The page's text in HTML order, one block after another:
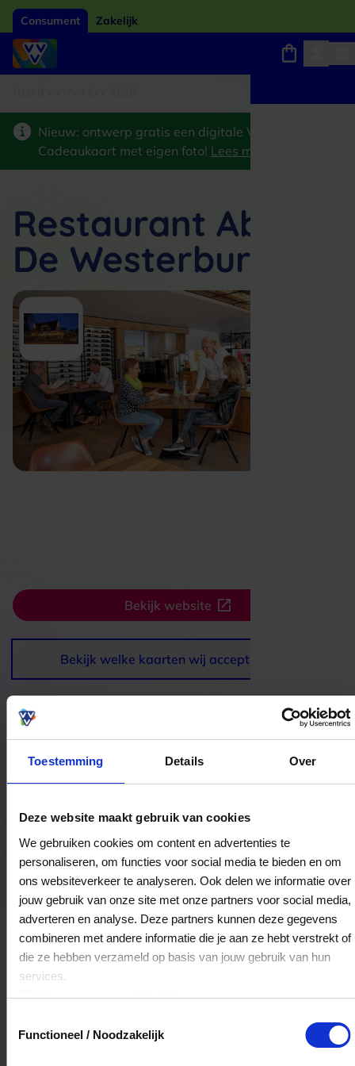
Toestemming Details Over
Deze website maakt gebruik van cookies
We gebruiken cookies om content en advertenties te
personaliseren, om functies voor social media te bieden en om
ons websiteverkeer te analyseren. Ook delen we informatie over
jouw gebruik van onze site met onze partners voor social media,
adverteren en analyse. Deze partners kunnen deze gegevens
combineren met andere informatie die je aan ze hebt verstrekt of
die ze hebben verzameld op basis van jouw gebruik van hun
services.
Klikhiervoor ons cookiebeleid.
Functioneel / Noodzakelijk
Consument Zakelijk
Nieuw: ontwerp gratis een digitale VVV
Cadeaukaart met eigen foto! Lees meer
Bekijk website
Restaurant Abdij
De Westerburcht
Bekijk welke kaarten wij accepteren
Bestedingslocaties
Restaurant Abdij De Westerburcht
Hoofdstraat 7
9431AB Westerbork
Veelgestelde Vragen
Ja, je mag het saldo van je VVV